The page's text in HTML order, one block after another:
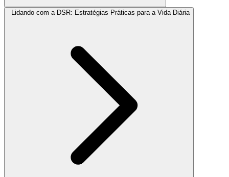
Lidando com a DSR: Estratégias Práticas para a Vida Diária